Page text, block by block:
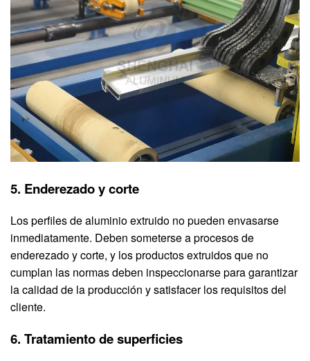
5. Enderezado y corte
Los perfiles de aluminio extruido no pueden envasarse
inmediatamente. Deben someterse a procesos de
enderezado y corte, y los productos extruidos que no
cumplan las normas deben inspeccionarse para garantizar
la calidad de la producción y satisfacer los requisitos del
cliente.
6. Tratamiento de superficies